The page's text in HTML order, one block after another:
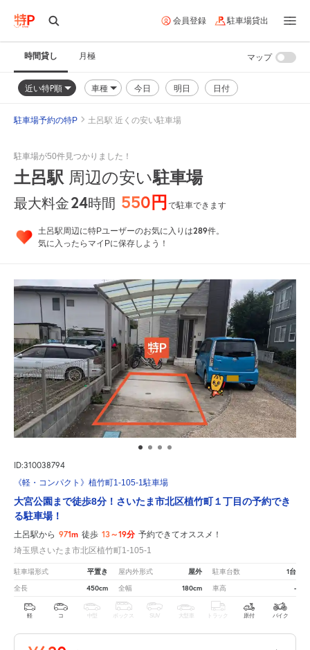
会員登録 駐車場貸出
時間貸し 月極
近い特P順 車種 今日 明日 日付
マップ
駐車場予約の特P 土呂駅 近くの安い駐車場
駐車場が50件見つかりました！
土呂駅 周辺の安い駐車場
最大料金24時間 550円で駐車できます
土呂駅周辺に特Pユーザーのお気に入りは289件。
気に入ったらマイPに保存しよう！
ID:310038794
《軽・コンパクト》植竹町1-105-1駐車場
大宮公園まで徒歩8分！さいたま市北区植竹町１丁目の予約でき
る駐車場！
土呂駅から 971m 徒歩 13～19分 予約できてオススメ！
埼玉県さいたま市北区植竹町1-105-1
駐車場形式 平置き 屋内外形式 屋外 駐車台数 1台
全長 450cm 全幅 180cm 車高 -
軽 コ 中型 ボックス SUV 大型車 トラック 原付 バイク